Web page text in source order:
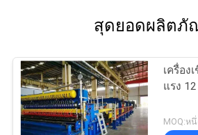
สุดยอดผลิตภั
เครื่อง
แรง
MOQ:ห